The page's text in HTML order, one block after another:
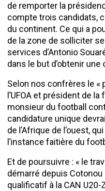
de remporter la
compte trois candidats,
du continent. Ce qui a
de la zone de solliciter
services d’Antonio
dans le but d’obtenir
Selon nos confrères le «
l’UFOA et président de
monsieur du football
candidature unique
de l’Afrique de l’ouest,
l’instance faitière du
Et de poursuivre : « le
démarré depuis Cotonou
qualificatif à la CAN U20-